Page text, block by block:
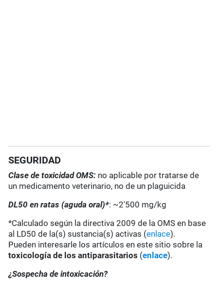
SEGURIDAD
Clase de toxicidad OMS: no aplicable por tratarse de
un medicamento veterinario, no de un plaguicida
DL50 en ratas (aguda oral)*: ~2'500 mg/kg
*Calculado según la directiva 2009 de la OMS en base
al LD50 de la(s) sustancia(s) activas (enlace).
Pueden interesarle los artículos en este sitio sobre la
toxicología de los antiparasitarios (enlace).
¿Sospecha de intoxicación?